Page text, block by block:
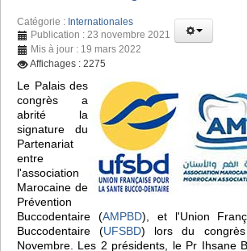
Catégorie : Internationales
Publication : 23 novembre 2021
Mis à jour : 19 mars 2022
Affichages : 2275
Le Palais des
congrès a
abrité la
signature du
Partenariat
entre
l'association
Marocaine de
Prévention
Buccodentaire (AMPBD), et l'Union
Buccodentaire (UFSBD) lors du
Novembre. Les 2 présidents, le Pr Ihsane